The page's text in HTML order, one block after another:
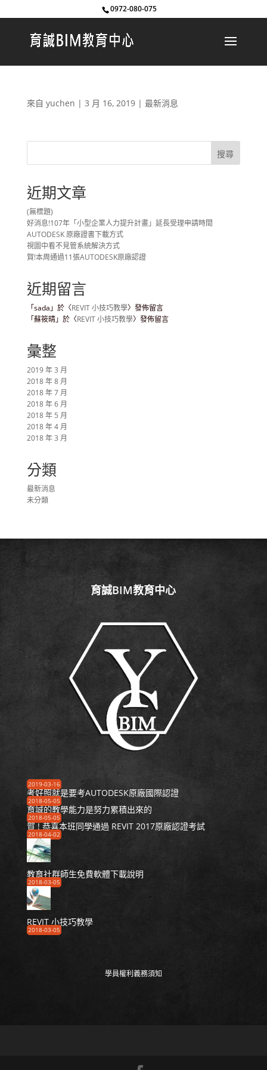
0972-080-075
來自 yuchen | 3 月 16, 2019| 最新消息
近期文章
(無標題)
好消息!107年「小型企業人力提升計畫」延長受理申請時間
AUTODESK 原廠證書下載方式
視圖中看不見管系統解決方式
賀!本周通過11張AUTODESK原廠認證
近期留言
「sada 」於〈REVIT 小技巧教學〉發佈留言
「蘇筱晴」於〈REVIT 小技巧教學〉發佈留言
彙整
2019 年 3 月
2018 年 8 月
2018 年 7 月
2018 年 6 月
2018 年 5 月
2018 年 4 月
2018 年 3 月
分類
最新消息
未分類
育誠BIM教育中心
2019-03-16
考好照就是要考AUTODESK原廠國際認證
2018-05-05
育誠的教學能力是努力累積出來的
2018-05-05
賀 ! 恭喜本班同學通過 REVIT 2017原廠認證考試
2018-04-02
教育社群師生免費軟體下載說明
2018-03-05
REVIT 小技巧教學
2018-03-05
學員權利義務須知